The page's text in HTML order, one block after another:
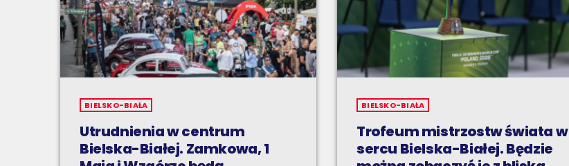
BIELSKO-BIAŁA
Utrudnienia w centrum
Bielska-Białej. Zamkowa, 1
BIELSKO-BIAŁA
Trofeum mistrzostw świata w
sercu Bielska-Białej. Będzie